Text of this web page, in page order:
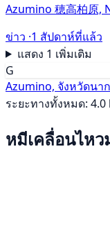
Azumino 穂高柏原,
ข่าว ·1 สัปดาห์ที่แล้ว
แสดง 1 เพิ่มเติม
G
Azumino, จังหวัดนา
ระยะทางทั้งหมด: 4.0
หมีเคลื่อนไหว